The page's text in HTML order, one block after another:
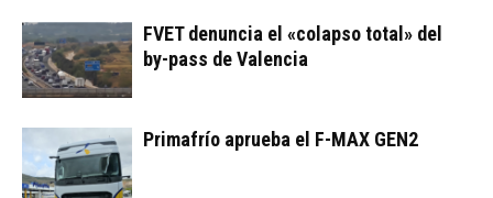
FVET denuncia el «colapso total» del
by-pass de Valencia
Primafrío aprueba el F-MAX GEN2